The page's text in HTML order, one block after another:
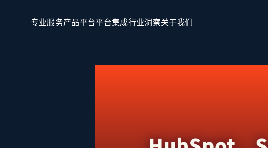
专业服务产品平台平台集成行业洞察关于我们